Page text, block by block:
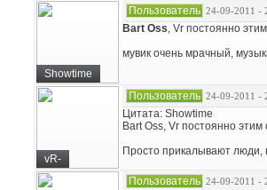
Showtime
Пользователь 24-09-2011 -
Bart Oss, Vr постоянно
мувик очень мрачный,
vR-
Пользователь 24-09-2011 -
Цитата: Showtime
Bart Oss, Vr постоянно
Просто прикалывают люди,
Пользователь 24-09-2011 -